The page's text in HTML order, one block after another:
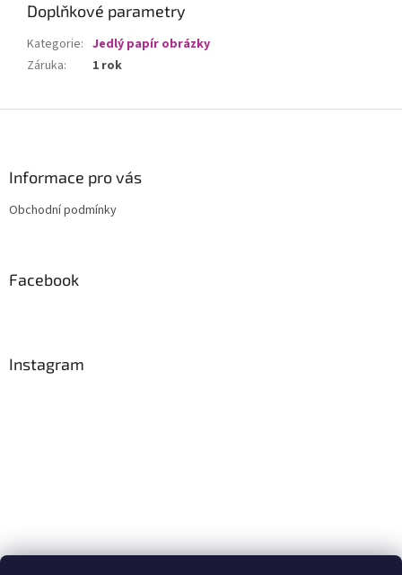
Doplňkové parametry
Kategorie: Jedlý papír obrázky
Záruka: 1 rok
Informace pro vás
Obchodní podmínky
Facebook
Instagram